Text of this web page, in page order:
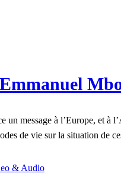
un message à l’Europe, et
de vie sur la situation de
& Audio